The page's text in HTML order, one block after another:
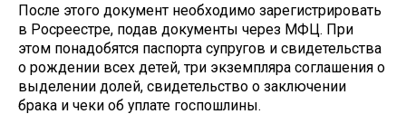
После этого документ необходимо зарегистрировать
в Росреестре, подав документы через МФЦ. При
этом понадобятся паспорта супругов и свидетельства
о рождении всех детей, три экземпляра соглашения о
выделении долей, свидетельство о заключении
брака и чеки об уплате госпошлины.